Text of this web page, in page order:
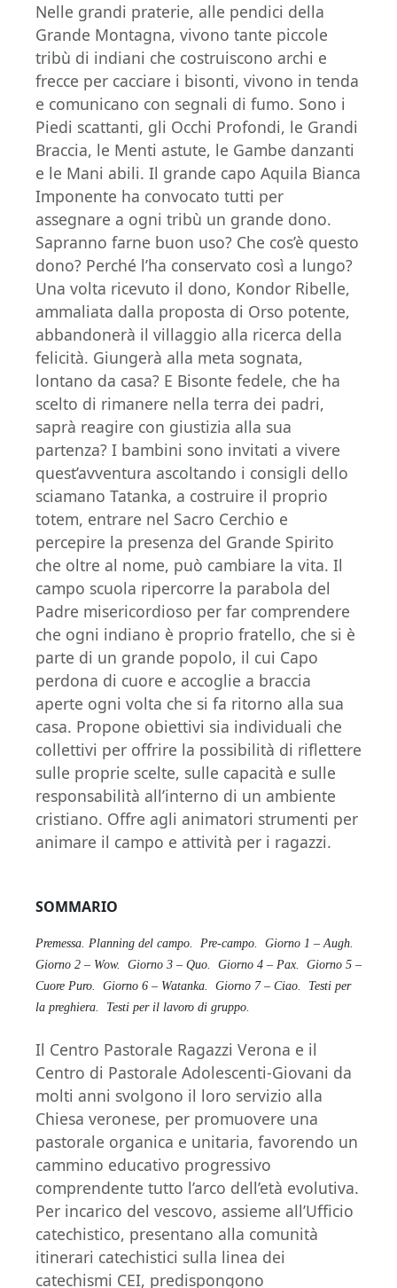
Nelle grandi praterie, alle pendici della
Grande Montagna, vivono tante piccole
tribù di indiani che costruiscono archi e
frecce per cacciare i bisonti, vivono in tenda
e comunicano con segnali di fumo. Sono i
Piedi scattanti, gli Occhi Profondi, le Grandi
Braccia, le Menti astute, le Gambe danzanti
e le Mani abili. Il grande capo Aquila Bianca
Imponente ha convocato tutti per
assegnare a ogni tribù un grande dono.
Sapranno farne buon uso? Che cos’è questo
dono? Perché l’ha conservato così a lungo?
Una volta ricevuto il dono, Kondor Ribelle,
ammaliata dalla proposta di Orso potente,
abbandonerà il villaggio alla ricerca della
felicità. Giungerà alla meta sognata,
lontano da casa? E Bisonte fedele, che ha
scelto di rimanere nella terra dei padri,
saprà reagire con giustizia alla sua
partenza? I bambini sono invitati a vivere
quest’avventura ascoltando i consigli dello
sciamano Tatanka, a costruire il proprio
totem, entrare nel Sacro Cerchio e
percepire la presenza del Grande Spirito
che oltre al nome, può cambiare la vita. Il
campo scuola ripercorre la parabola del
Padre misericordioso per far comprendere
che ogni indiano è proprio fratello, che si è
parte di un grande popolo, il cui Capo
perdona di cuore e accoglie a braccia
aperte ogni volta che si fa ritorno alla sua
casa. Propone obiettivi sia individuali che
collettivi per offrire la possibilità di riflettere
sulle proprie scelte, sulle capacità e sulle
responsabilità all’interno di un ambiente
cristiano. Offre agli animatori strumenti per
animare il campo e attività per i ragazzi.
SOMMARIO
Premessa. Planning del campo. Pre-campo.
Giorno 1 – Augh.
Giorno 2 – Wow.
Giorno 3 – Quo. Giorno 4 – Pax.
Giorno 5 –
Cuore Puro.
Giorno 6 – Watanka. Giorno 7 – Ciao.
Testi per
la preghiera.
Testi per il lavoro di gruppo.
Il Centro Pastorale Ragazzi Verona e il
Centro di Pastorale Adolescenti-Giovani da
molti anni svolgono il loro servizio alla
Chiesa veronese, per promuovere una
pastorale organica e unitaria, favorendo un
cammino educativo progressivo
comprendente tutto l’arco dell’età evolutiva.
Per incarico del vescovo, assieme all’Ufficio
catechistico, presentano alla comunità
itinerari catechistici sulla linea dei
catechismi CEI, predispongono